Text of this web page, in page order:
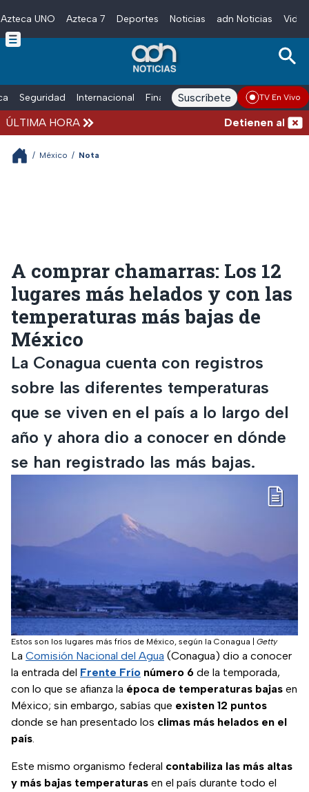
Skip to main content
Azteca UNO Azteca 7 Deportes Noticias adn Noticias
Seguridad Internacional Finanzas adn Noticias Radio
Suscríbete TV En Vivo
ÚLTIMA HORA Detienen al
/ México / Nota
A comprar chamarras: Los 12
lugares más helados y con las
temperaturas más bajas de
México
La Conagua cuenta con registros
sobre las diferentes temperaturas
que se viven en el país a lo largo del
año y ahora dio a conocer en dónde
se han registrado las más bajas.
Estos son los lugares más fríos de México, según la Conagua Getty
La Comisión Nacional del Agua (Conagua) dio a conocer
la entrada del Frente Frío número 6 de la temporada,
con lo que se afianza la época de temperaturas bajas en
México; sin embargo, sabías que existen 12 puntos
donde se han presentado los climas más helados en el
país.
Este mismo organismo federal contabiliza las más altas
y más bajas temperaturas en el país durante todo el